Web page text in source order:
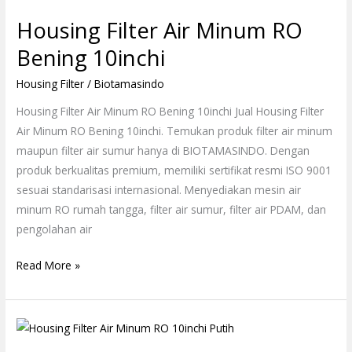
Housing Filter Air Minum RO
Bening 10inchi
Housing Filter /Biotamasindo
Housing Filter Air Minum RO Bening 10inchi Jual Housing Filter
Air Minum RO Bening 10inchi. Temukan produk filter air minum
maupun filter air sumur hanya di BIOTAMASINDO. Dengan
produk berkualitas premium, memiliki sertifikat resmi ISO 9001
sesuai standarisasi internasional. Menyediakan mesin air
minum RO rumah tangga, filter air sumur, filter air PDAM, dan
pengolahan air
Air
Minum
RO
Bening
10inchi
Read More »
Housing